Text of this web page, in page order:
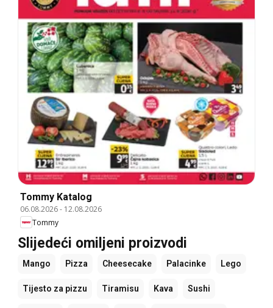
Tommy Katalog
06.08.2026- 12.08.2026
Tommy
Slijedeći omiljeni proizvodi
Mango Pizza Cheesecake Palacinke Lego
Tijesto za pizzu Tiramisu Kava Sushi